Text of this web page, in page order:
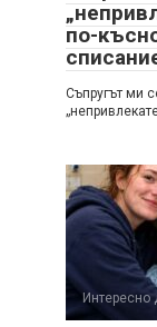
по-
Съпругът ми
Интересно